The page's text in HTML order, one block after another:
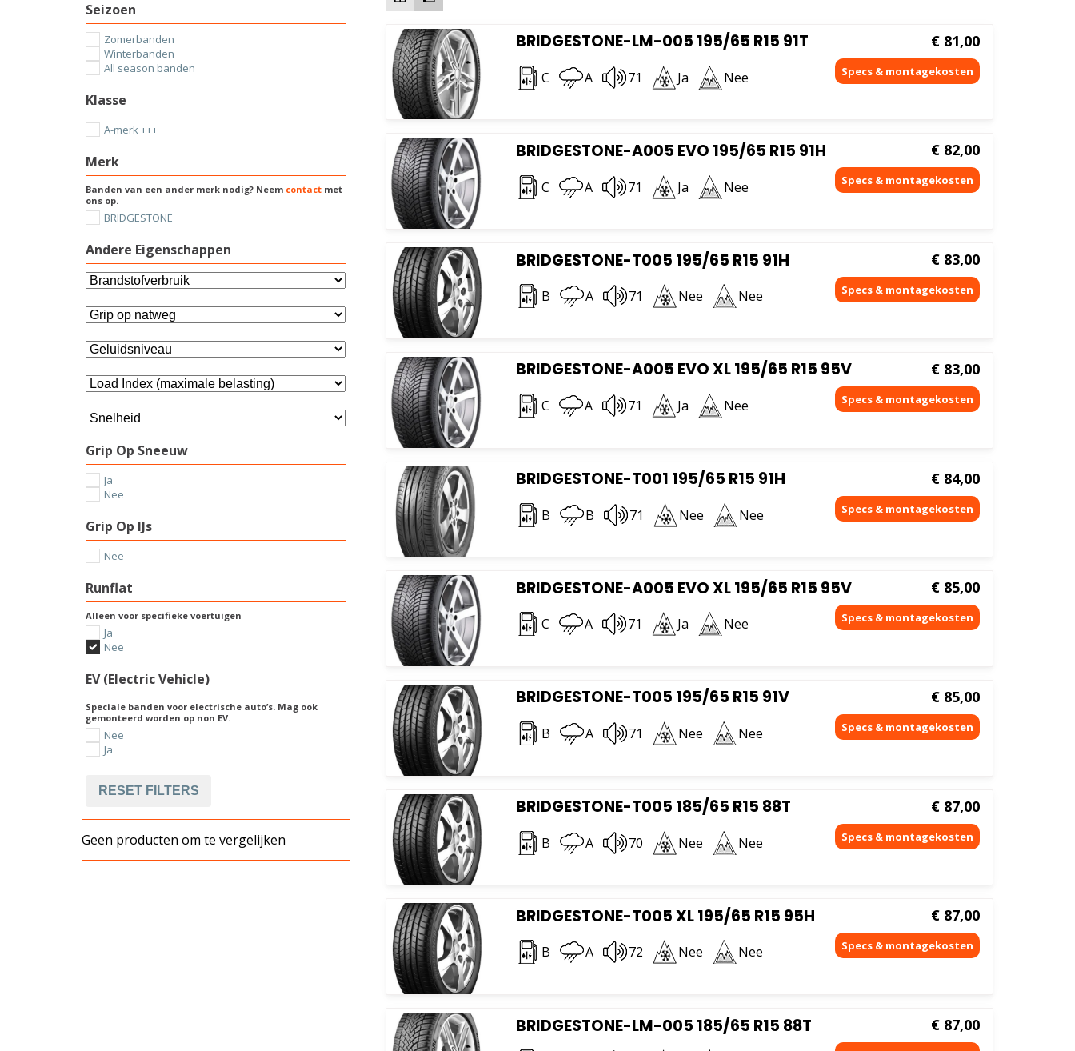
BRIDGESTONE-LM-005 195/65 R15 91T
C A 71 Ja Nee
€ 81,00
BRIDGESTONE-A005 EVO 195/65 R15 91H
C A 71 Ja Nee
€ 82,00
BRIDGESTONE-T005 195/65 R15 91H
B A 71 Nee Nee
€ 83,00
BRIDGESTONE-A005 EVO XL 195/65 R15 95V
C A 71 Ja Nee
€ 83,00
BRIDGESTONE-T001 195/65 R15 91H
B B 71 Nee Nee
€ 84,00
BRIDGESTONE-A005 EVO XL 195/65 R15 95V
C A 71 Ja Nee
€ 85,00
BRIDGESTONE-T005 195/65 R15 91V
B A 71 Nee Nee
€ 85,00
BRIDGESTONE-T005 185/65 R15 88T
B A 70 Nee Nee
€ 87,00
BRIDGESTONE-T005 XL 195/65 R15 95H
B A 72 Nee Nee
€ 87,00
BRIDGESTONE-LM-005 185/65 R15 88T € 87,00
Seizoen
Zomerbanden
Winterbanden
All season banden
Klasse
A-merk +++
Merk
Banden van een ander merk nodig? Neem contact met
ons op.
BRIDGESTONE
Andere Eigenschappen
Grip Op Sneeuw
Ja
Nee
Grip Op IJs
Nee
Runflat
Alleen voor specifieke voertuigen
Ja
Nee
EV (Electric Vehicle)
Speciale banden voor electrische auto’s. Mag ook
gemonteerd worden op non EV.
Nee
Ja
RESET FILTERS
Geen producten om te vergelijken